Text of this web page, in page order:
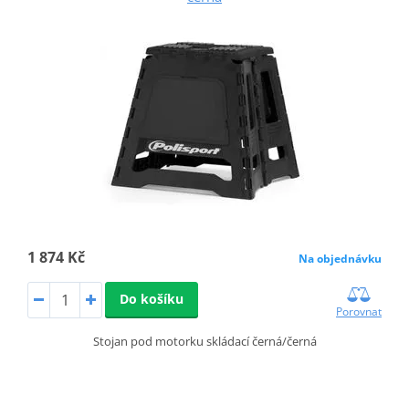
1 874 Kč Na objednávku
Do košíku
Porovnat
Stojan pod motorku skládací černá/černá